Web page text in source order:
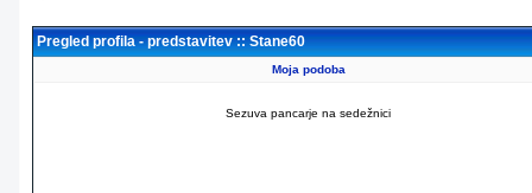
Pregled profila - predstavitev :: Stane60
Moja podoba
Sezuva pancarje na sedežnici